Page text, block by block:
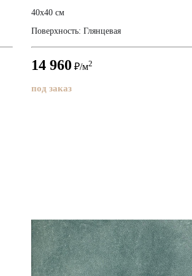
40x40 см
Поверхность: Глянцевая
14 960 ₽/м2
под заказ